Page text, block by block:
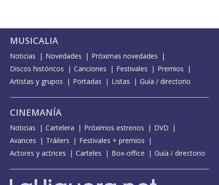
MUSICALIA
Noticias Novedades
Próximas novedades
Discos históricos
Canciones Festivales
Premios
Artistas y grupos
Portadas Listas Guía / directorio
CINEMANÍA
Noticias Cartelera Próximos estrenos
DVD
Avances
Tráilers
Festivales + premios
Actores y actrices
Carteles Box-office Guía / directorio